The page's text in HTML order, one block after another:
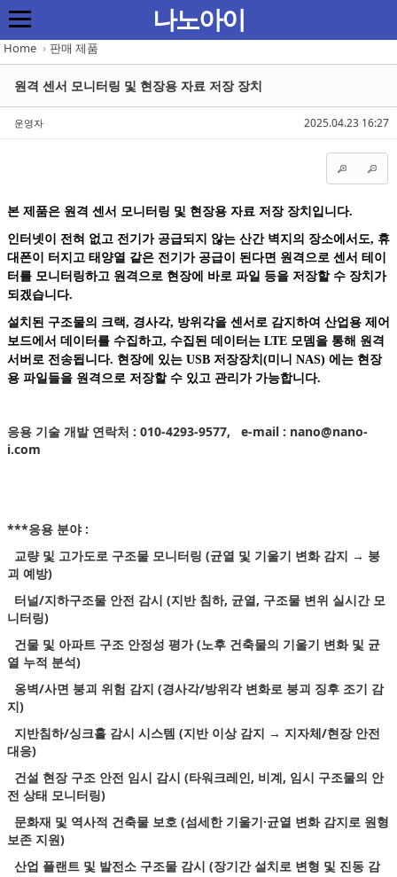
Home › 판매 제품
2025.04.23 16:27
원격 센서 모니터링 및 현장용 자료 저장 장치
운영자
본 제품은 원격 센서 모니터링 및 현장용 자료 저장 장치입니다.
인터넷이 전혀 없고 전기가 공급되지 않는 산간 벽지의 장소에서도, 휴
대폰이 터지고 태양열 같은 전기가 공급이 된다면 원격으로 센서 테이
터를 모니터링하고 원격으로 현장에 바로 파일 등을 저장할 수 장치가
되겠습니다.
설치된 구조물의 크랙, 경사각, 방위각을 센서로 감지하여 산업용 제어
보드에서 데이터를 수집하고, 수집된 데이터는 LTE 모뎀을 통해 원격
서버로 전송됩니다. 현장에 있는 USB 저장장치(미니 NAS) 에는 현장
용 파일들을 원격으로 저장할 수 있고 관리가 가능합니다.
응용 기술 개발 연락처 : 010-4293-9577, e-mail : nano@nano-
i.com
***응용 분야 :
교량 및 고가도로 구조물 모니터링 (균열 및 기울기 변화 감지 → 붕
괴 예방)
터널/지하구조물 안전 감시 (지반 침하, 균열, 구조물 변위 실시간 모
니터링)
건물 및 아파트 구조 안정성 평가 (노후 건축물의 기울기 변화 및 균
열 누적 분석)
옹벽/사면 붕괴 위험 감지 (경사각/방위각 변화로 붕괴 징후 조기 감
지)
지반침하/싱크홀 감시 시스템 (지반 이상 감지 → 지자체/현장 안전
대응)
건설 현장 구조 안전 임시 감시 (타워크레인, 비계, 임시 구조물의 안
전 상태 모니터링)
문화재 및 역사적 건축물 보호 (섬세한 기울기·균열 변화 감지로 원형
보존 지원)
산업 플랜트 및 발전소 구조물 감시 (장기간 설치로 변형 및 진동 감
나노아이